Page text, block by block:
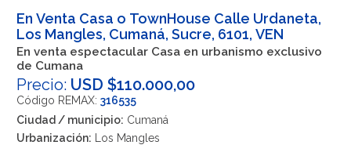
En Venta Casa o TownHouse Calle Urdaneta,
Los Mangles, Cumaná, Sucre, 6101, VEN
En venta espectacular Casa en urbanismo exclusivo
de Cumana
Precio: USD $110.000,00
Código REMAX: 316535
Ciudad / municipio: Cumaná
Urbanización: Los Mangles